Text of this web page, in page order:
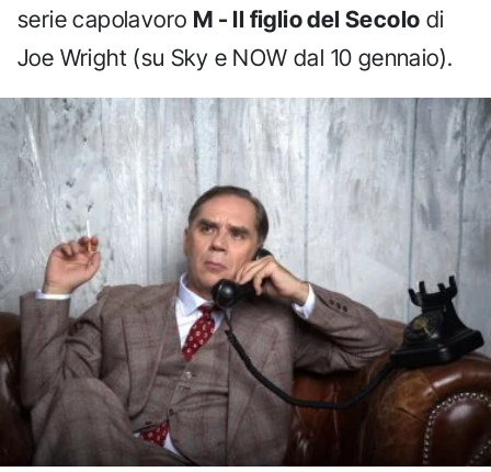
serie capolavoro M - Il figlio del Secolo di
Joe Wright (su Sky e NOW dal 10 gennaio).